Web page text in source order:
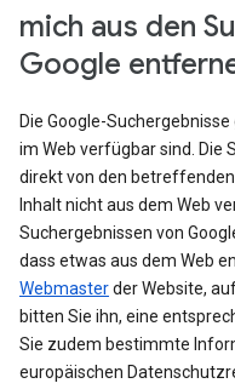
mich aus den
Google
Die Google-
im Web verfügbar sind. Die
direkt von den
Inhalt nicht aus dem Web
Suchergebnissen von
dass etwas aus dem Web
Webmasterder Website,
bitten Sie ihn, eine
Sie zudem bestimmte
europäischen